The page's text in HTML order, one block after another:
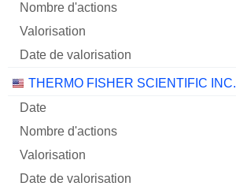
THERMO FISHER SCIENTIFIC INC.